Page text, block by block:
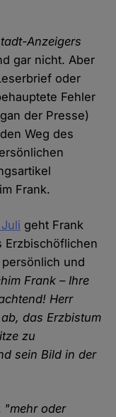
Anzeiger​​​​​​​s
gar nicht. Aber
oder
Fehler
der Presse)
Weg des
Frank.
geht Frank
Erzbischöflichen
und
Frank – Ihre
Herr
das Erzbistum
zu
sein Bild in der
"mehr oder